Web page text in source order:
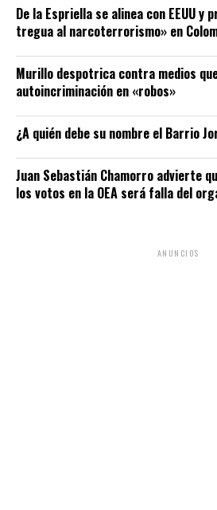
De la Espriella se alinea con EEUU
tregua al narcoterrorismo» en
Murillo despotrica contra medios
autoincriminación en «robos»
¿A quién debe su nombre el Barrio
Juan Sebastián Chamorro advierte
los votos en la OEA será falla del
ANUNCIOS